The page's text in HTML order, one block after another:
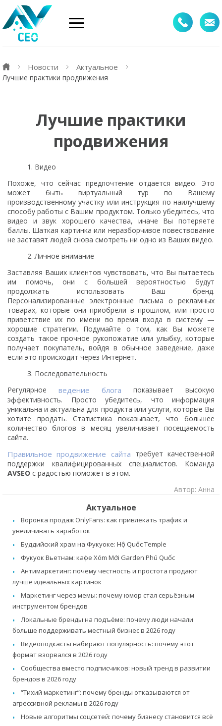
Новости Актуальное
Лучшие практики продвижения
Лучшие практики
продвижения
Видео
Похоже, что сейчас предпочтение отдается видео. Это
может быть виртуальный тур по Вашему
производственному участку или инструкция по наилучшему
способу работы с Вашим продуктом. Только убедитесь, что
видео и звук хорошего качества, иначе Вы потеряете
баллы. Шаткая картинка или неразборчивое повествование
не заставят людей снова смотреть ни одно из Ваших видео.
Личное внимание
Заставляя Ваших клиентов чувствовать, что Вы пытаетесь
им помочь, они с большей вероятностью будут
продолжать использовать Ваш бренд.
Персонализированные электронные письма о рекламных
товарах, которые они приобрели в прошлом, или просто
приветствие их по имени во время входа в систему —
хорошие стратегии. Подумайте о том, как Вы можете
создать такое прочное рукопожатие или улыбку, которые
получает покупатель, войдя в обычное заведение, даже
если это происходит через Интернет.
Последовательность
Регулярное ведение блога показывает высокую
эффективность. Просто убедитесь, что информация
уникальна и актуальна для продукта или услуги, которые Вы
хотите продать. Статистика показывает, что большее
количество блогов в месяц увеличивает посещаемость
сайта.
Правильное продвижение сайта требует качественной
поддержки квалифицированных специалистов. Команда
AVSEO с радостью поможет в этом.
Автор: Анна
Актуальное
Воронка продаж OnlyFans: как привлекать трафик и
увеличивать заработок
Буддийский храм на Фукуоке: Hộ Quốc Temple
Фукуок Вьетнам: кафе Xóm Mới Garden Phú Quốc
Антимаркетинг: почему честность и простота продают
лучше идеальных картинок
Маркетинг через мемы: почему юмор стал серьёзным
инструментом брендов
Локальные бренды на подъёме: почему люди начали
больше поддерживать местный бизнес в 2026 году
Видеоподкасты набирают популярность: почему этот
формат взорвался в 2026 году
Сообщества вместо подписчиков: новый тренд в развитии
брендов в 2026 году
“Тихий маркетинг”: почему бренды отказываются от
агрессивной рекламы в 2026 году
Новые алгоритмы соцсетей: почему бизнесу становится всё